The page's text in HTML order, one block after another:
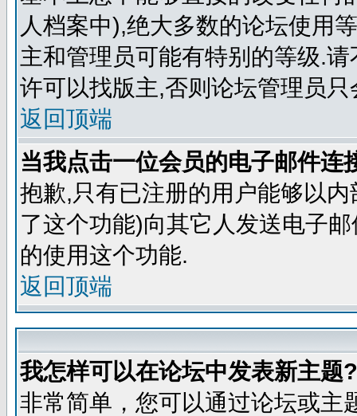
人档案中),绝大多数的论坛使用
主和管理员可能有特别的等级.
许可以找版主,否则论坛管理员
返回顶端
当我点击一位会员的电子邮件连
抱歉,只有已注册的用户能够以
了这个功能)向其它人发送电子
的使用这个功能.
返回顶端
我怎样可以在论坛中发表新主题?
非常简单，您可以通过论坛或主